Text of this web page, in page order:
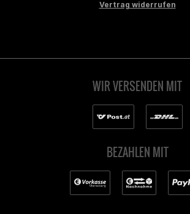
Vertrag widerrufen
WIR VERSENDEN MIT
BEZAHLEN MIT